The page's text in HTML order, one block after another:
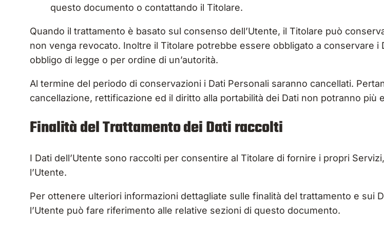
questo documento o contattando il Titolare.
Quando il trattamento è basato sul consenso dell’Utente, il Titolare può
non venga revocato. Inoltre il Titolare potrebbe essere obbligato a conservare
obbligo di legge o per ordine di un’autorità.
Al termine del periodo di conservazioni i Dati Personali saranno cancellati.
cancellazione, rettificazione ed il diritto alla portabilità dei Dati non potranno più
Finalità del Trattamento dei Dati raccolti
I Dati dell’Utente sono raccolti per consentire al Titolare di fornire i propri
l’Utente.
Per ottenere ulteriori informazioni dettagliate sulle finalità del trattamento e sui
l’Utente può fare riferimento alle relative sezioni di questo documento.